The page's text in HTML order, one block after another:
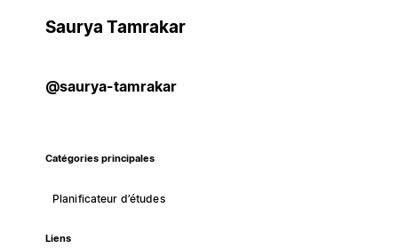
Saurya Tamrakar
@saurya-tamrakar
Catégories principales
Planificateur d’études
Liens